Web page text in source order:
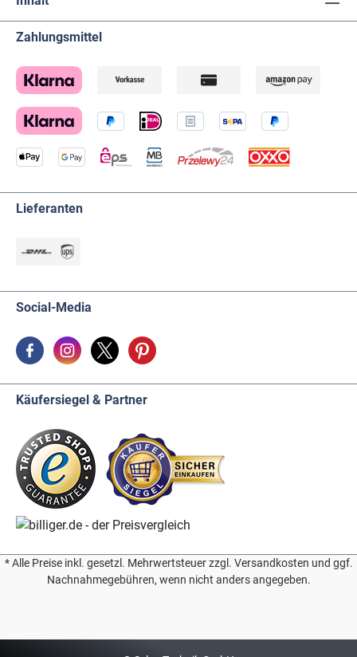
Zahlungsmittel
Lieferanten
Social-Media
Käufersiegel & Partner
* Alle Preise inkl. gesetzl. Mehrwertsteuer zzgl. Versandkosten und ggf.
Nachnahmegebühren, wenn nicht anders angegeben.